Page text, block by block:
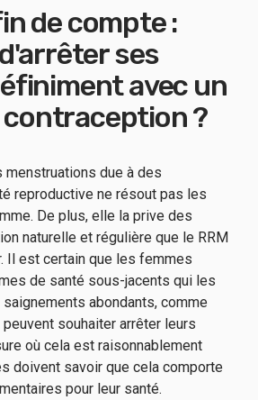
de compte :
ses
avec un
contraception ?
due à des
reproductive ne résout pas les
De plus, elle la prive des
naturelle et régulière que le RRM
Il est certain que les femmes
de santé sous-jacents qui les
abondants, comme
souhaiter arrêter leurs
où cela est raisonnablement
doivent savoir que cela comporte
pour leur santé.